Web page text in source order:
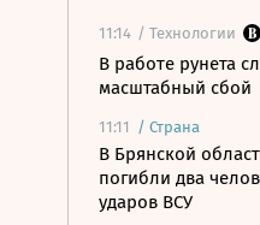
11:14 / Технологии
В работе рунета
масштабный сбой
11:11 / Страна
В Брянской
погибли два
ударов ВСУ